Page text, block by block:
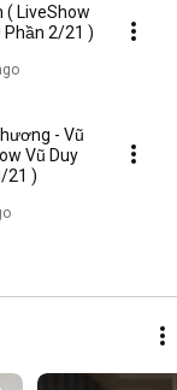
( LiveShow
Phần 2/21 )
- Vũ
21 )